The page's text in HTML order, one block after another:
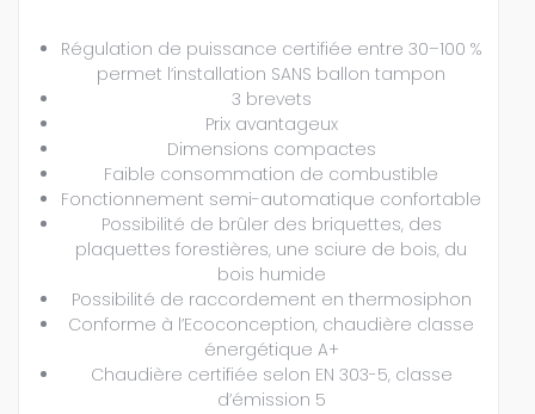
Régulation de puissance certifiée entre 30–100 %
permet l‘installation SANS ballon tampon
3 brevets
Prix avantageux
Dimensions compactes
Faible consommation de combustible
Fonctionnement semi-automatique confortable
Possibilité de brûler des briquettes, des
plaquettes forestières, une sciure de bois, du
bois humide
Possibilité de raccordement en thermosiphon
Conforme à l’Ecoconception, chaudière classe
énergétique A+
Chaudière certifiée selon EN 303-5, classe
d’émission 5